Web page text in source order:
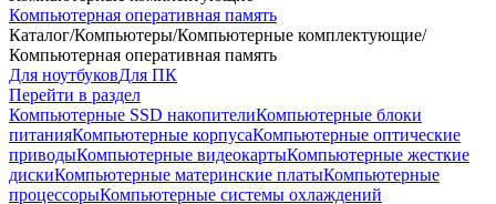
Компьютерная оперативная память
Каталог/Компьютеры/Компьютерные комплектующие/
Компьютерная оперативная память
Для ноутбуковДля ПК
Перейти в раздел
Компьютерные SSD накопителиКомпьютерные блоки
питанияКомпьютерные корпусаКомпьютерные оптические
приводыКомпьютерные видеокартыКомпьютерные жесткие
дискиКомпьютерные материнские платыКомпьютерные
процессорыКомпьютерные системы охлаждений